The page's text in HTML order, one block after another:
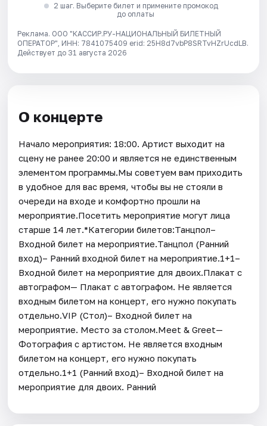
2 шаг. Выберите билет и примените промокод
до оплаты
Реклама. ООО "КАССИР.РУ-НАЦИОНАЛЬНЫЙ БИЛЕТНЫЙ
ОПЕРАТОР", ИНН: 7841075409 erid: 25H8d7vbP8SRTvHZrUcdLB.
Действует до 31 августа 2026
О концерте
Начало мероприятия: 18:00. Артист выходит на
сцену не ранее 20:00 и является не единственным
элементом программы.Мы советуем вам приходить
в удобное для вас время, чтобы вы не стояли в
очереди на входе и комфортно прошли на
мероприятие.Посетить мероприятие могут лица
старше 14 лет.*Категории билетов:Танцпол–
Входной билет на мероприятие.Танцпол (Ранний
вход)– Ранний входной билет на мероприятие.1+1–
Входной билет на мероприятие для двоих.Плакат с
автографом— Плакат с автографом. Не является
входным билетом на концерт, его нужно покупать
отдельно.VIP (Стол)– Входной билет на
мероприятие. Место за столом.Meet & Greet—
Фотография с артистом. Не является входным
билетом на концерт, его нужно покупать
отдельно.1+1 (Ранний вход)– Входной билет на
мероприятие для двоих. Ранний